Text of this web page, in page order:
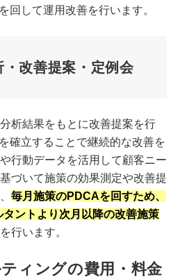
回して運用改善を行います。
・改善提案・定例会
析結果をもとに改善提案を行
確立することで継続的な改善を
行動データを活用して顧客ニー
づいて施策の効果測定や改善提
毎月施策のPDCAを回すため、
ントより次月以降の改善施策
を行います。
ィングの費用・料金